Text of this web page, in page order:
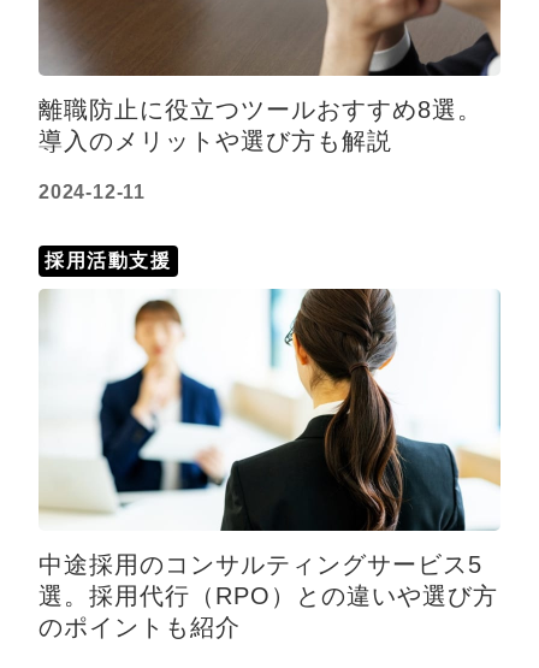
離職防止に役立つツールおすすめ8選。
導入のメリットや選び方も解説
2024-12-11
採用活動支援
中途採用のコンサルティングサービス5
選。採用代行（RPO）との違いや選び方
のポイントも紹介